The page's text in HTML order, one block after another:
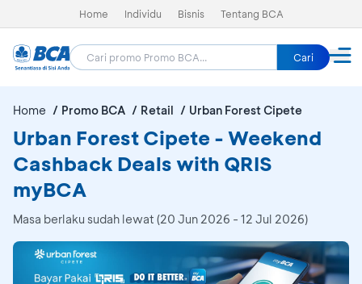
Home Individu Bisnis Tentang BCA
Cari
Home Promo BCA Retail Urban Forest Cipete
Urban Forest Cipete - Weekend
Cashback Deals with QRIS
myBCA
Masa berlaku sudah lewat (20 Jun 2026 - 12 Jul 2026)